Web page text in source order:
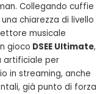
Collegando cuffie
chiarezza di livello
musicale
gioco DSEE Ultimate,
artificiale per
in streaming, anche
già punto di forza